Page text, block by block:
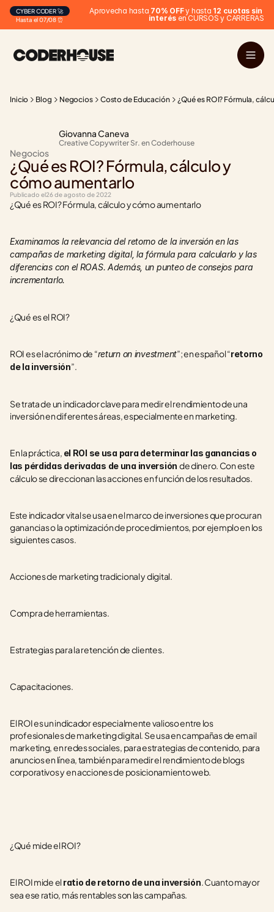
Hasta el 07/08 ⏰
CYBER CODER 🚀 Aprovecha hasta 70% OFF y hasta 12 cuotas sin
interés en CURSOS y CARRERAS
Inicio Blog Negocios Costo de Educación ¿Qué es ROI? Fórmula,
Giovanna Caneva
Creative Copywriter Sr. en Coderhouse
Negocios
¿Qué es ROI? Fórmula, cálculo y
cómo aumentarlo
Publicado el26 de agosto de 2022
¿Qué es ROI? Fórmula, cálculo y cómo aumentarlo
Examinamos la relevancia del retorno de la inversión en las
campañas de marketing digital, la fórmula para calcularlo y las
diferencias con el ROAS. Además, un punteo de consejos para
incrementarlo.
¿Qué es el ROI?
ROI es el acrónimo de “return on investment”; en español “retorno
de la inversión”.
Se trata de un indicador clave para medir el rendimiento de una
inversión en diferentes áreas, especialmente en marketing.
En la práctica, el ROI se usa para determinar las ganancias o
las pérdidas derivadas de una inversión de dinero. Con este
cálculo se direccionan las acciones en función de los resultados.
Este indicador vital se usa en el marco de inversiones que procuran
ganancias o la optimización de procedimientos, por ejemplo en los
siguientes casos.
Acciones de marketing tradicional y digital.
Compra de herramientas.
Estrategias para la retención de clientes.
Capacitaciones.
El ROI es un indicador especialmente valioso entre los
profesionales de marketing digital. Se usa en campañas de email
marketing, en redes sociales, para estrategias de contenido, para
anuncios en línea, también para medir el rendimiento de blogs
corporativos y en acciones de posicionamiento web.
¿Qué mide el ROI?
El ROI mide el ratio de retorno de una inversión. Cuanto mayor
sea ese ratio, más rentables son las campañas.